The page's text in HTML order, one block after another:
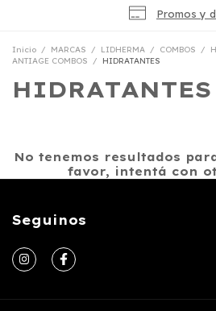
Promos y
Inicio / MARCAS / LIDHERMA / COMBOS /
ANTIAGE COMBOS
/ HIDRATANTES
HIDRATANTES
No tenemos resultados
favor, intentá con
Seguinos